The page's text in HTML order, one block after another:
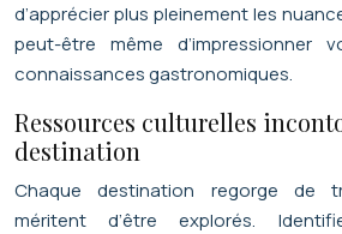
d’apprécier plus pleinement les
peut-être même d’impressionner
connaissances gastronomiques.
Ressources culturelles
destination
Chaque destination regorge de
méritent d’être explorés.